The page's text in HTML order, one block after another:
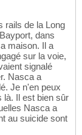
rails de la Long
dans
maison. Il a
sur la voie,
signalé
Nasca a
Je n'en peux
là. Il est bien sûr
Nasca a
au suicide sont